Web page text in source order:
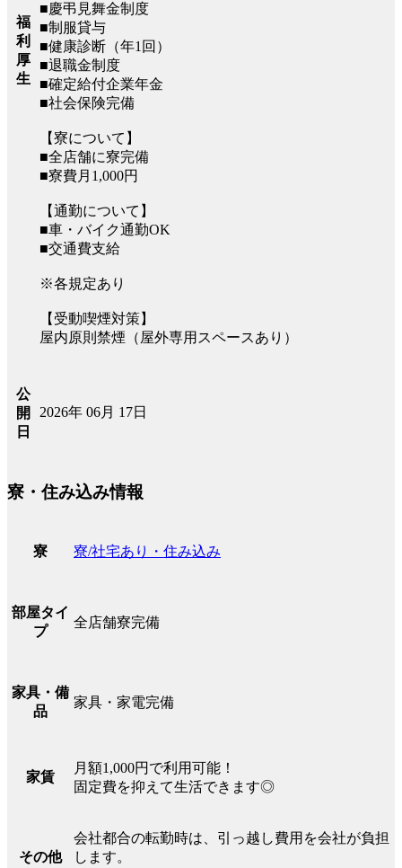
福
利
厚
生
■慶弔見舞金制度
■制服貸与
■健康診断（年1回）
■退職金制度
■確定給付企業年金
■社会保険完備
【寮について】
■全店舗に寮完備
■寮費月1,000円
【通勤について】
■車・バイク通勤OK
■交通費支給
※各規定あり
【受動喫煙対策】
屋内原則禁煙（屋外専用スペースあり）
公
開
日
2026年 06月 17日
寮・住み込み情報
寮 寮/社宅あり・住み込み
部屋タイ
プ
全店舗寮完備
家具・備
品
家具・家電完備
家賃
月額1,000円で利用可能！
固定費を抑えて生活できます◎
その他
会社都合の転勤時は、引っ越し費用を会社が負担
します。